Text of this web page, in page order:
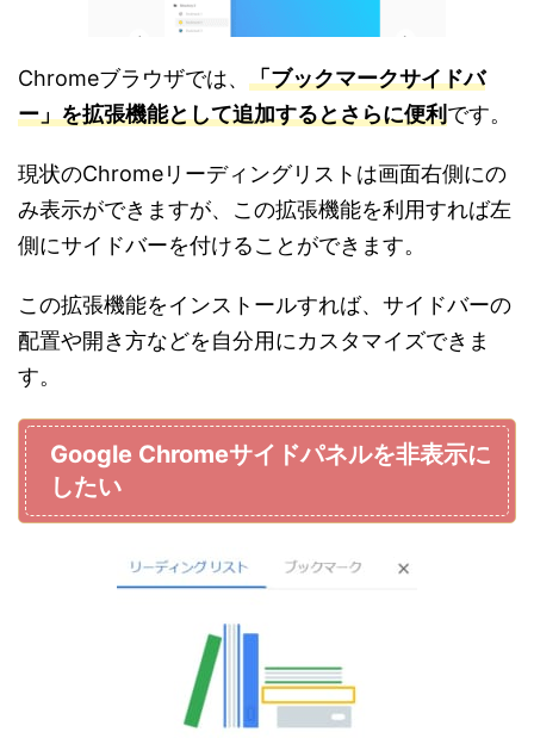
Chromeブラウザでは、 「ブックマークサイドバ
ー」を拡張機能として追加するとさらに便利です。
現状のChromeリーディングリストは画面右側にの
み表示ができますが、この拡張機能を利用すれば左
側にサイドバーを付けることができます。
この拡張機能をインストールすれば、サイドバーの
配置や開き方などを自分用にカスタマイズできま
す。
Google Chromeサイドパネルを非表示に
したい